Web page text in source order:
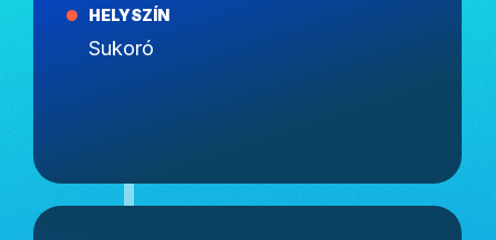
HELYSZÍN
Sukoró